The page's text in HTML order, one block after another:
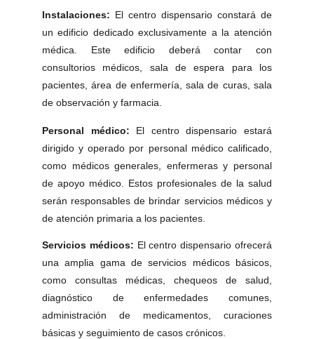
Instalaciones: El centro dispensario constará de
un edificio dedicado exclusivamente a la atención
médica. Este edificio deberá contar con
consultorios médicos, sala de espera para los
pacientes, área de enfermería, sala de curas, sala
de observación y farmacia.
Personal médico: El centro dispensario estará
dirigido y operado por personal médico calificado,
como médicos generales, enfermeras y personal
de apoyo médico. Estos profesionales de la salud
serán responsables de brindar servicios médicos y
de atención primaria a los pacientes.
Servicios médicos: El centro dispensario ofrecerá
una amplia gama de servicios médicos básicos,
como consultas médicas, chequeos de salud,
diagnóstico de enfermedades comunes,
administración de medicamentos, curaciones
básicas y seguimiento de casos crónicos.